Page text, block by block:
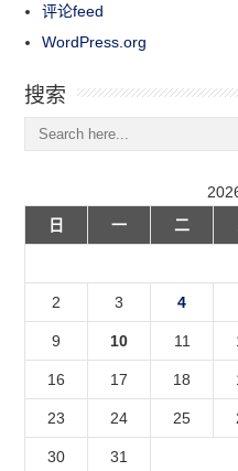
评论feed
WordPress.org
搜索
日
一 二
2 3 4
9 10 11
16 17 18
23 24 25
30
31